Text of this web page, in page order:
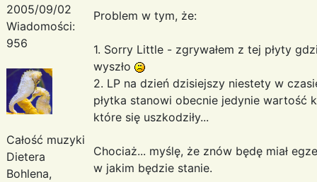
2005/09/02
Wiadomości:
956
Całość muzyki
Dietera
Bohlena,
Problem w tym, że:
1. Sorry Little - zgrywałem z tej płyty
wyszło
2. LP na dzień dzisiejszy niestety w
płytka stanowi obecnie jedynie wartość
które się uszkodziły...
Chociaż... myślę, że znów będę miał
w jakim będzie stanie.